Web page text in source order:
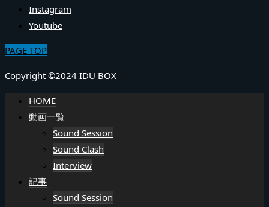
Instagram
Youtube
PAGE TOP
Copyright ©2024 IDU BOX
HOME
動画一覧
Sound Session
Sound Clash
Interview
記事
Sound Session